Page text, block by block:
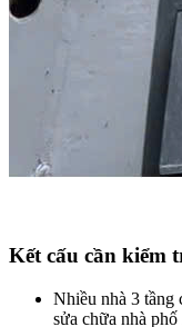
Kết cấu cần kiểm
Nhiều nhà 3 tầng
sửa chữa nhà